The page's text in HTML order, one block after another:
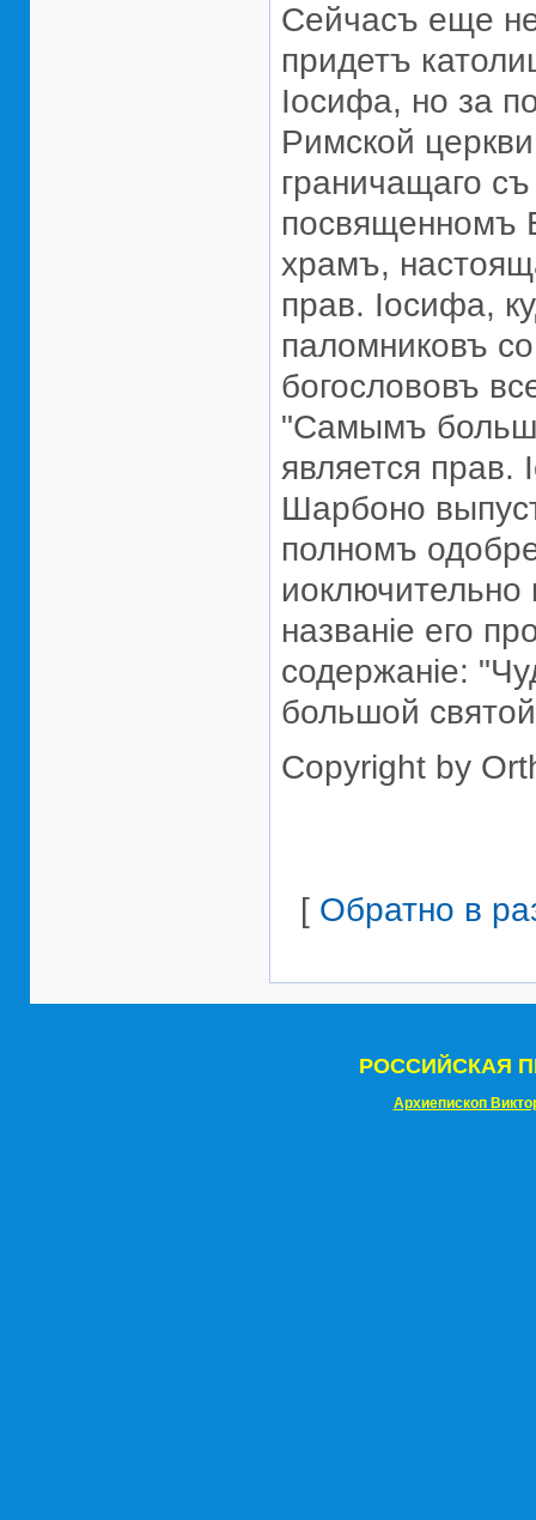
Сейчасъ еще
придетъ
Iосифа, но за
Римской
граничащаго
посвященномъ
храмъ,
прав. Iосифа,
паломниковъ
богослововъ
"Самымъ
является
Шарбоно
полномъ
названiе его
содержанiе:
большой
Copyright by
[ Обратно в
РОССИЙСКАЯ
Архиепископ